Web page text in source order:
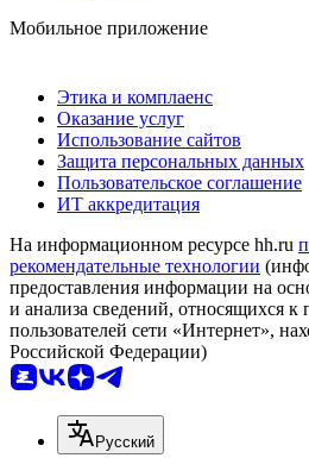
Мобильное приложение
Этика и комплаенс
Оказание услуг
Использование сайтов
Защита персональных данных
Пользовательское соглашение
ИТ аккредитация
На информационном ресурсе hh.ru
рекомендательные технологии
предоставления информации на
и анализа сведений, относящихся к
пользователей сети «Интернет»,
Российской Федерации)
Русский